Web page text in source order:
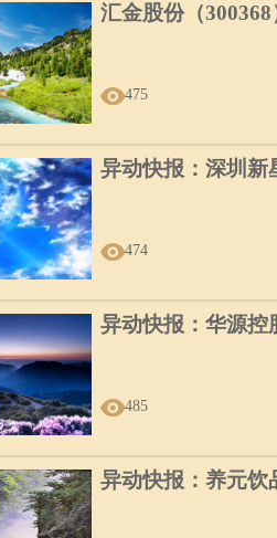
汇金股份（
475
异动快报：深圳新
474
异动快报：华源控
485
异动快报：养元饮